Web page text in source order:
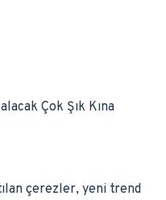
Çok Şık Kına
çerezler, yeni trend